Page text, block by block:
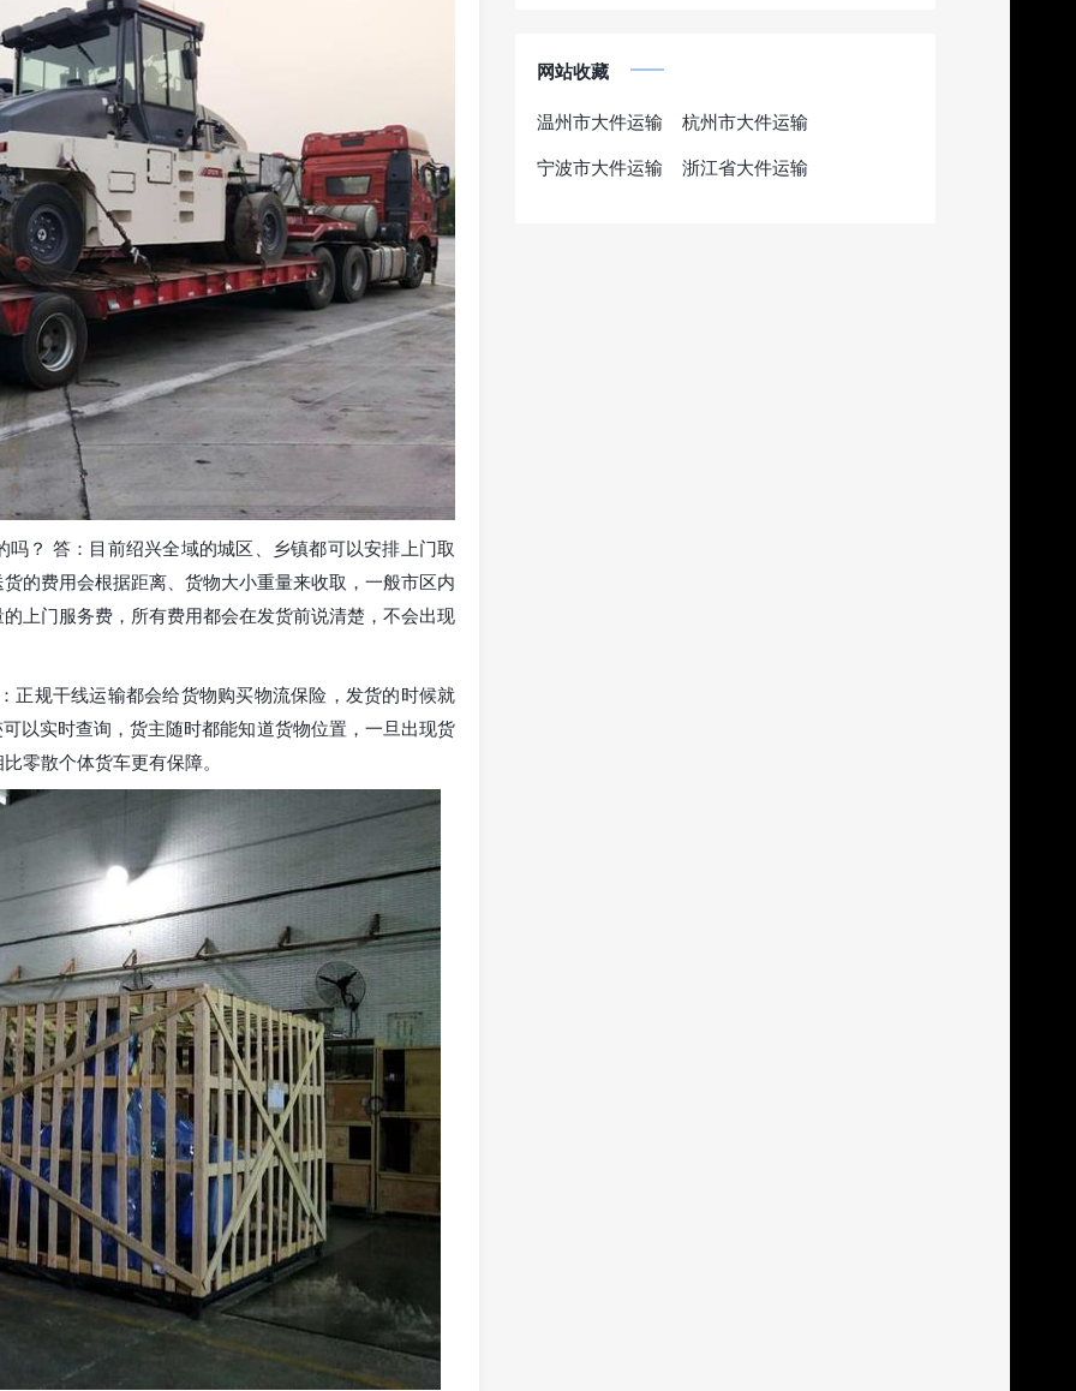
？ 答：目前绍兴全域的城区、乡镇都可以安排上门取
的费用会根据距离、货物大小重量来收取，一般市区内
上门服务费，所有费用都会在发货前说清楚，不会出现
正规干线运输都会给货物购买物流保险，发货的时候就
以实时查询，货主随时都能知道货物位置，一旦出现货
零散个体货车更有保障。
网站收藏
温州市大件运输
杭州市大件运输
宁波市大件运输
浙江省大件运输